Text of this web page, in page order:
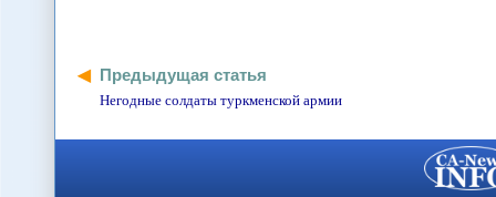
Предыдущая статья
Негодные солдаты туркменской армии